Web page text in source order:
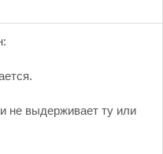
не выдерживает ту или